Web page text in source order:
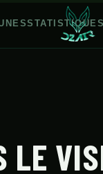
STATISTIQUES
LE